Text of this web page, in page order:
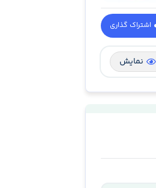
اشتراک گذاری
نمایش